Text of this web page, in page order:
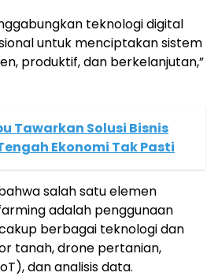
teknologi digital
untuk menciptakan sistem
produktif, dan berkelanjutan,”
Tawarkan Solusi Bisnis
Ekonomi Tak Pasti
salah satu elemen
adalah penggunaan
berbagai teknologi dan
tanah, drone pertanian,
dan analisis data.